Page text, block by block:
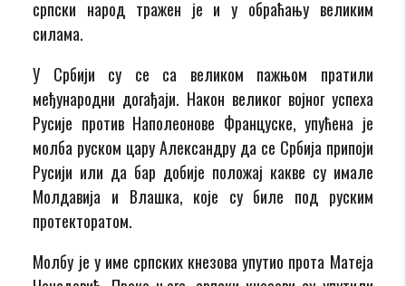
српски народ тражен је и у обраћању великим
силама.
У Србији су се са великом пажњом пратили
међународни догађаји. Након великог војног успеха
Русије против Наполеонове Француске, упућена је
молба руском цару Александру да се Србија припоји
Русији или да бар добије положај какве су имале
Молдавија и Влашка, које су биле под руским
протекторатом.
Молбу је у име српских кнезова упутио прота Матеја